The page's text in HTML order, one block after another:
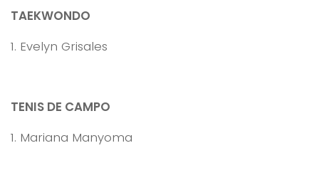
TAEKWONDO
1. Evelyn Grisales
TENIS DE CAMPO
1. Mariana Manyoma